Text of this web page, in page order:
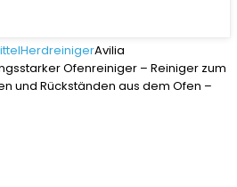
HerdreinigerAvilia
Ofenreiniger – Reiniger zum
und Rückständen aus dem Ofen –